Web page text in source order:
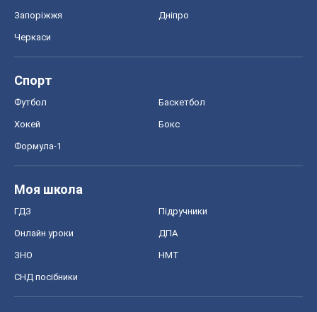
Запоріжжя Дніпро
Черкаси
Спорт
Футбол Баскетбол
Хокей Бокс
Формула-1
Моя школа
ГДЗ Підручники
Онлайн уроки ДПА
ЗНО НМТ
СНД посібники